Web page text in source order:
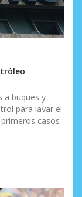
a buques y
para lavar el
casos